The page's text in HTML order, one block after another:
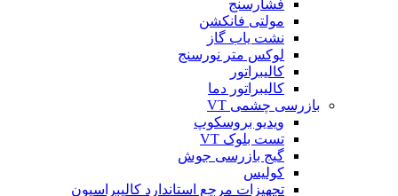
فشارسنج
مولتی فانکشن
نشت یاب گاز
لوکس متر نورسنج
کالیبراتور
کالیبراتور دما
بازرسی چشمی VT
ویدیو بروسکوپ
تست بلوک VT
گیج بازرسی جوش
کولیس
تجهیزات مرجع استاندارد کالیبراسیون